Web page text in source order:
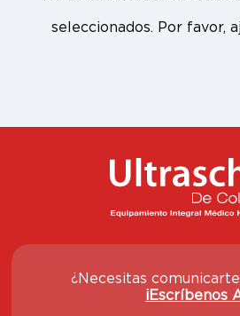
seleccionados. Por favor,
¿Necesitas
¡Escríbenos